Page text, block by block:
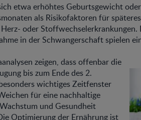
etwa erhöhtes Geburtsgewicht
als Risikofaktoren für
oder
in der Schwangerschaft spielen
zeigen, dass offenbar die
bis zum Ende des 2.
wichtiges Zeitfenster
für eine nachhaltige
und Gesundheit
Optimierung der Ernährung ist